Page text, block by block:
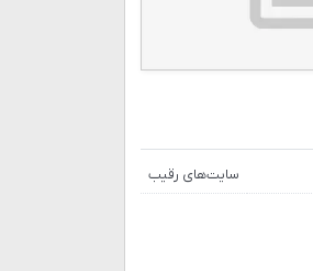
سایت‌های رقیب